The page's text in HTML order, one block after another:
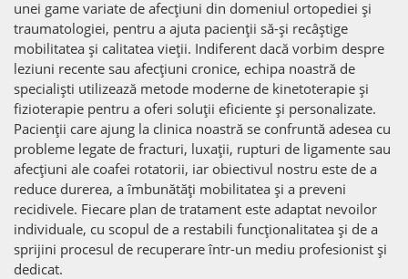
unei game variate de afecțiuni din domeniul ortopediei și
traumatologiei, pentru a ajuta pacienții să-și recâștige
mobilitatea și calitatea vieții. Indiferent dacă vorbim despre
leziuni recente sau afecțiuni cronice, echipa noastră de
specialiști utilizează metode moderne de kinetoterapie și
fizioterapie pentru a oferi soluții eficiente și personalizate.
Pacienții care ajung la clinica noastră se confruntă adesea cu
probleme legate de fracturi, luxații, rupturi de ligamente sau
afecțiuni ale coafei rotatorii, iar obiectivul nostru este de a
reduce durerea, a îmbunătăți mobilitatea și a preveni
recidivele. Fiecare plan de tratament este adaptat nevoilor
individuale, cu scopul de a restabili funcționalitatea și de a
sprijini procesul de recuperare într-un mediu profesionist și
dedicat.